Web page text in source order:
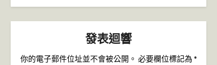
發表迴響
你的電子郵件位址並不會被公開。 必要欄位標記為 *